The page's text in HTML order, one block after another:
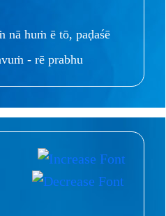
nā huṁ ē tō, paḍaśē
- rē prabhu